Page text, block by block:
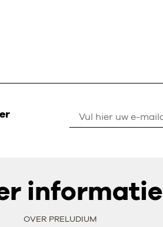
informatie
OVER PRELUDIUM